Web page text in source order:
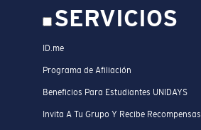
SERVICIOS
ID.me
Programa de Afiliación
Beneficios Para Estudiantes UNIDAYS
Invita A Tu Grupo Y Recibe Recompensas